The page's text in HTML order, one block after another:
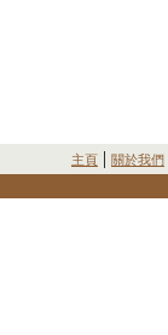
主頁 | 關於我們